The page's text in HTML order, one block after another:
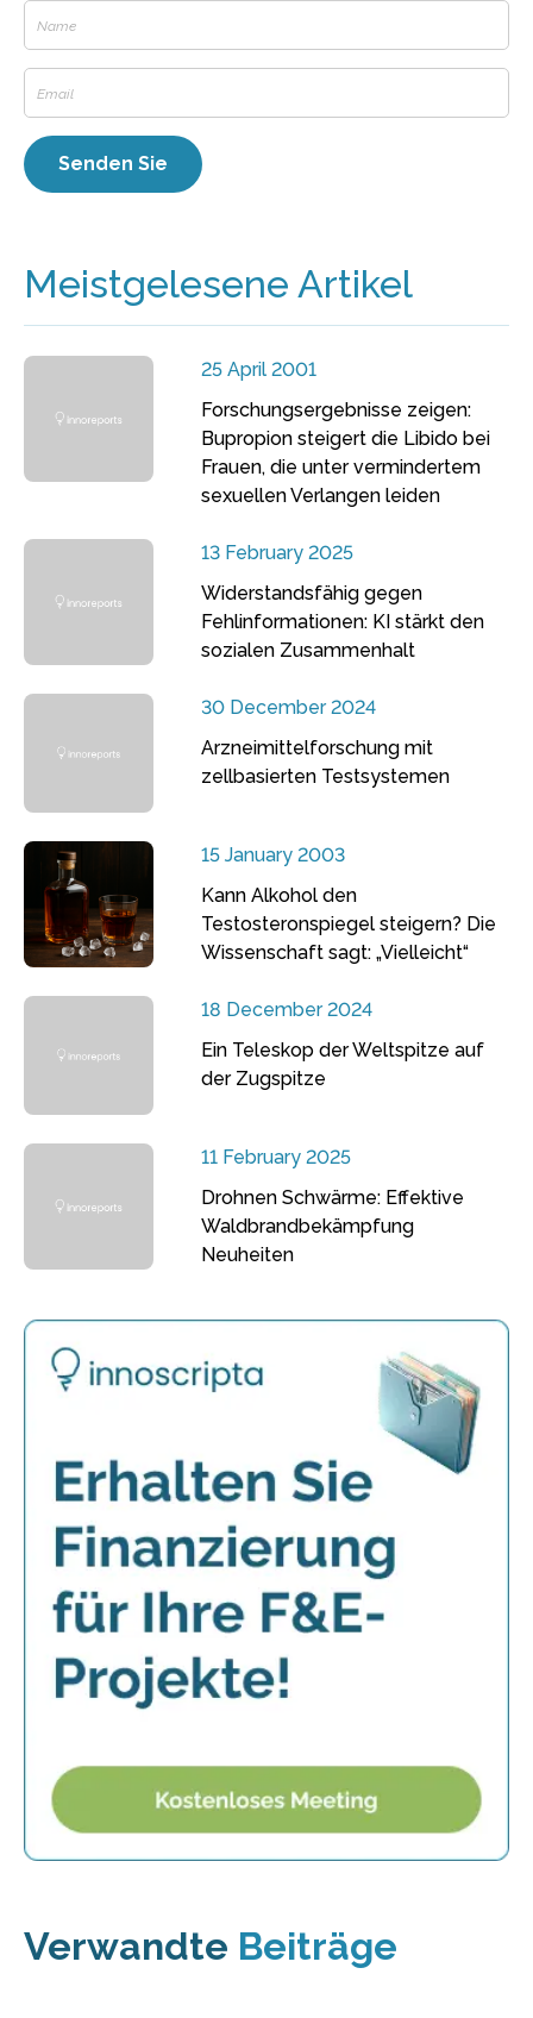
Meistgelesene Artikel
25 April 2001
Forschungsergebnisse zeigen:
Bupropion steigert die Libido bei
Frauen, die unter vermindertem
sexuellen Verlangen leiden
13 February 2025
Widerstandsfähig gegen
Fehlinformationen: KI stärkt den
sozialen Zusammenhalt
30 December 2024
Arzneimittelforschung mit
zellbasierten Testsystemen
15 January 2003
Kann Alkohol den
Testosteronspiegel steigern? Die
Wissenschaft sagt: „Vielleicht“
18 December 2024
Ein Teleskop der Weltspitze auf
der Zugspitze
11 February 2025
Drohnen Schwärme: Effektive
Waldbrandbekämpfung
Neuheiten
Verwandte Beiträge